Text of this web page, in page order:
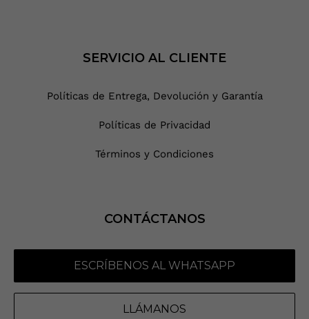
SERVICIO AL CLIENTE
Políticas de Entrega, Devolución y Garantía
Políticas de Privacidad
Términos y Condiciones
CONTÁCTANOS
ESCRÍBENOS AL WHATSAPP
LLÁMANOS